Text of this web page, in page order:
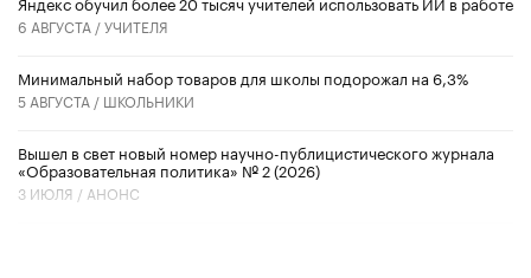
6 АВГУСТА /УЧИТЕЛЯ
Минимальный набор товаров для школы подорожал на 6,3%
5 АВГУСТА / ШКОЛЬНИКИ
Вышел в свет новый номер научно-публицистического журнала
«Образовательная политика» № 2 (2026)
3 ИЮЛЯ / АНОНС